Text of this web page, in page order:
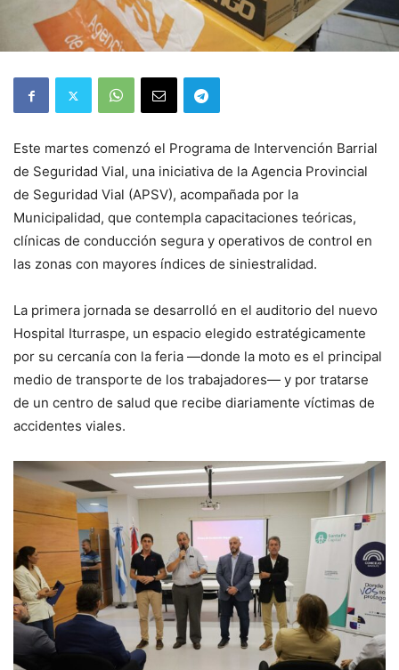
Este martes comenzó el Programa de Intervención Barrial
de Seguridad Vial, una iniciativa de la Agencia Provincial
de Seguridad Vial (APSV), acompañada por la
Municipalidad, que contempla capacitaciones teóricas,
clínicas de conducción segura y operativos de control en
las zonas con mayores índices de siniestralidad.
La primera jornada se desarrolló en el auditorio del nuevo
Hospital Iturraspe, un espacio elegido estratégicamente
por su cercanía con la feria —donde la moto es el principal
medio de transporte de los trabajadores— y por tratarse
de un centro de salud que recibe diariamente víctimas de
accidentes viales.